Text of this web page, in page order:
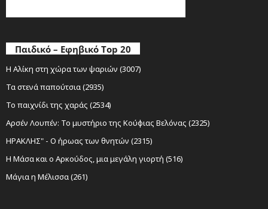
Παιδικό – Εφηβικό Top 20
Η Αλίκη στη χώρα των ψαριών (3007)
Τα στενά παπούτσια (2935)
Το παιχνίδι της χαράς (2534)
Αρσέν Λουπέν: Το μυστήριο της Κούφιας Βελόνας (2325)
ΗΡΑΚΛΗΣ" - Ο ήρωας των θνητών (2315)
Η Μάσα και ο Αρκούδος, μια μεγάλη γιορτή (516)
Μάγια η Μέλισσα (261)